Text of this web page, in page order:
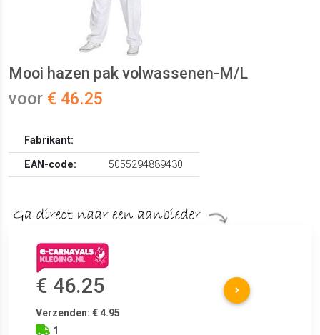
Mooi hazen pak volwassenen-M/L
voor € 46.25
Fabrikant:
EAN-code:
5055294889430
€ 46.25
Verzenden: € 4.95
1